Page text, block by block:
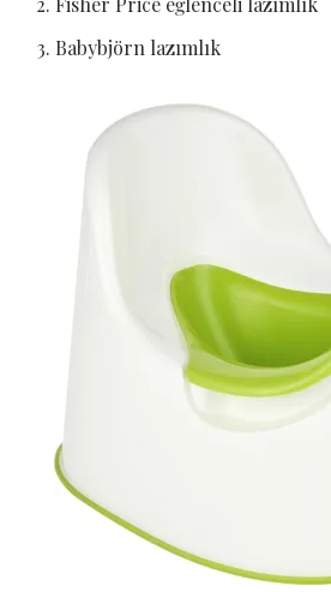
Babybjörn lazımlık